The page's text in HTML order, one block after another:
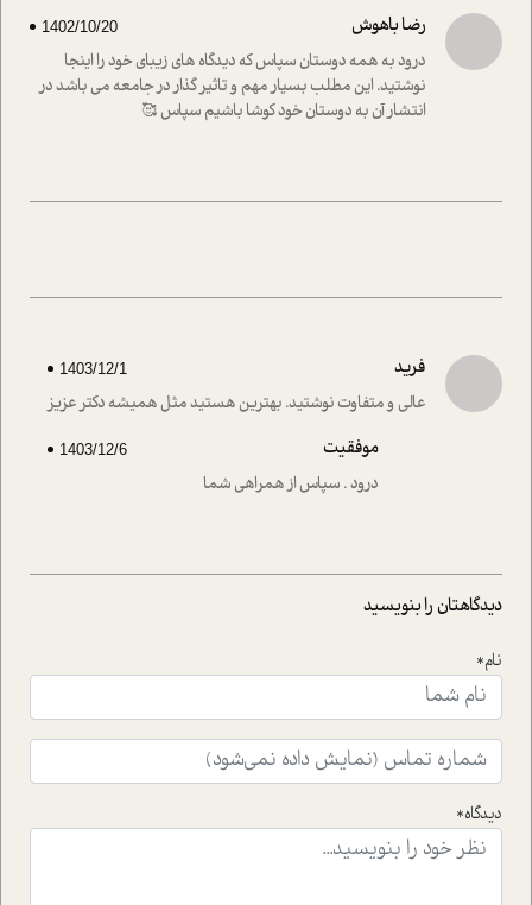
رضا باهوش 1402/10/20
درود به همه دوستان سپاس که دیدگاه های زیبای خود را اینجا
نوشتید. این مطلب بسیار مهم و تاثیر گذار در جامعه می باشد در
انتشار آن‌ به دوستان خود کوشا باشیم سپاس 🥰
فرید 1403/12/1
عالی و متفاوت نوشتید. بهترین هستید مثل همیشه دکتر عزیز
موفقیت 1403/12/6
درود . سپاس از همراهی شما
دیدگاهتان را بنویسید
نام*
دیدگاه*